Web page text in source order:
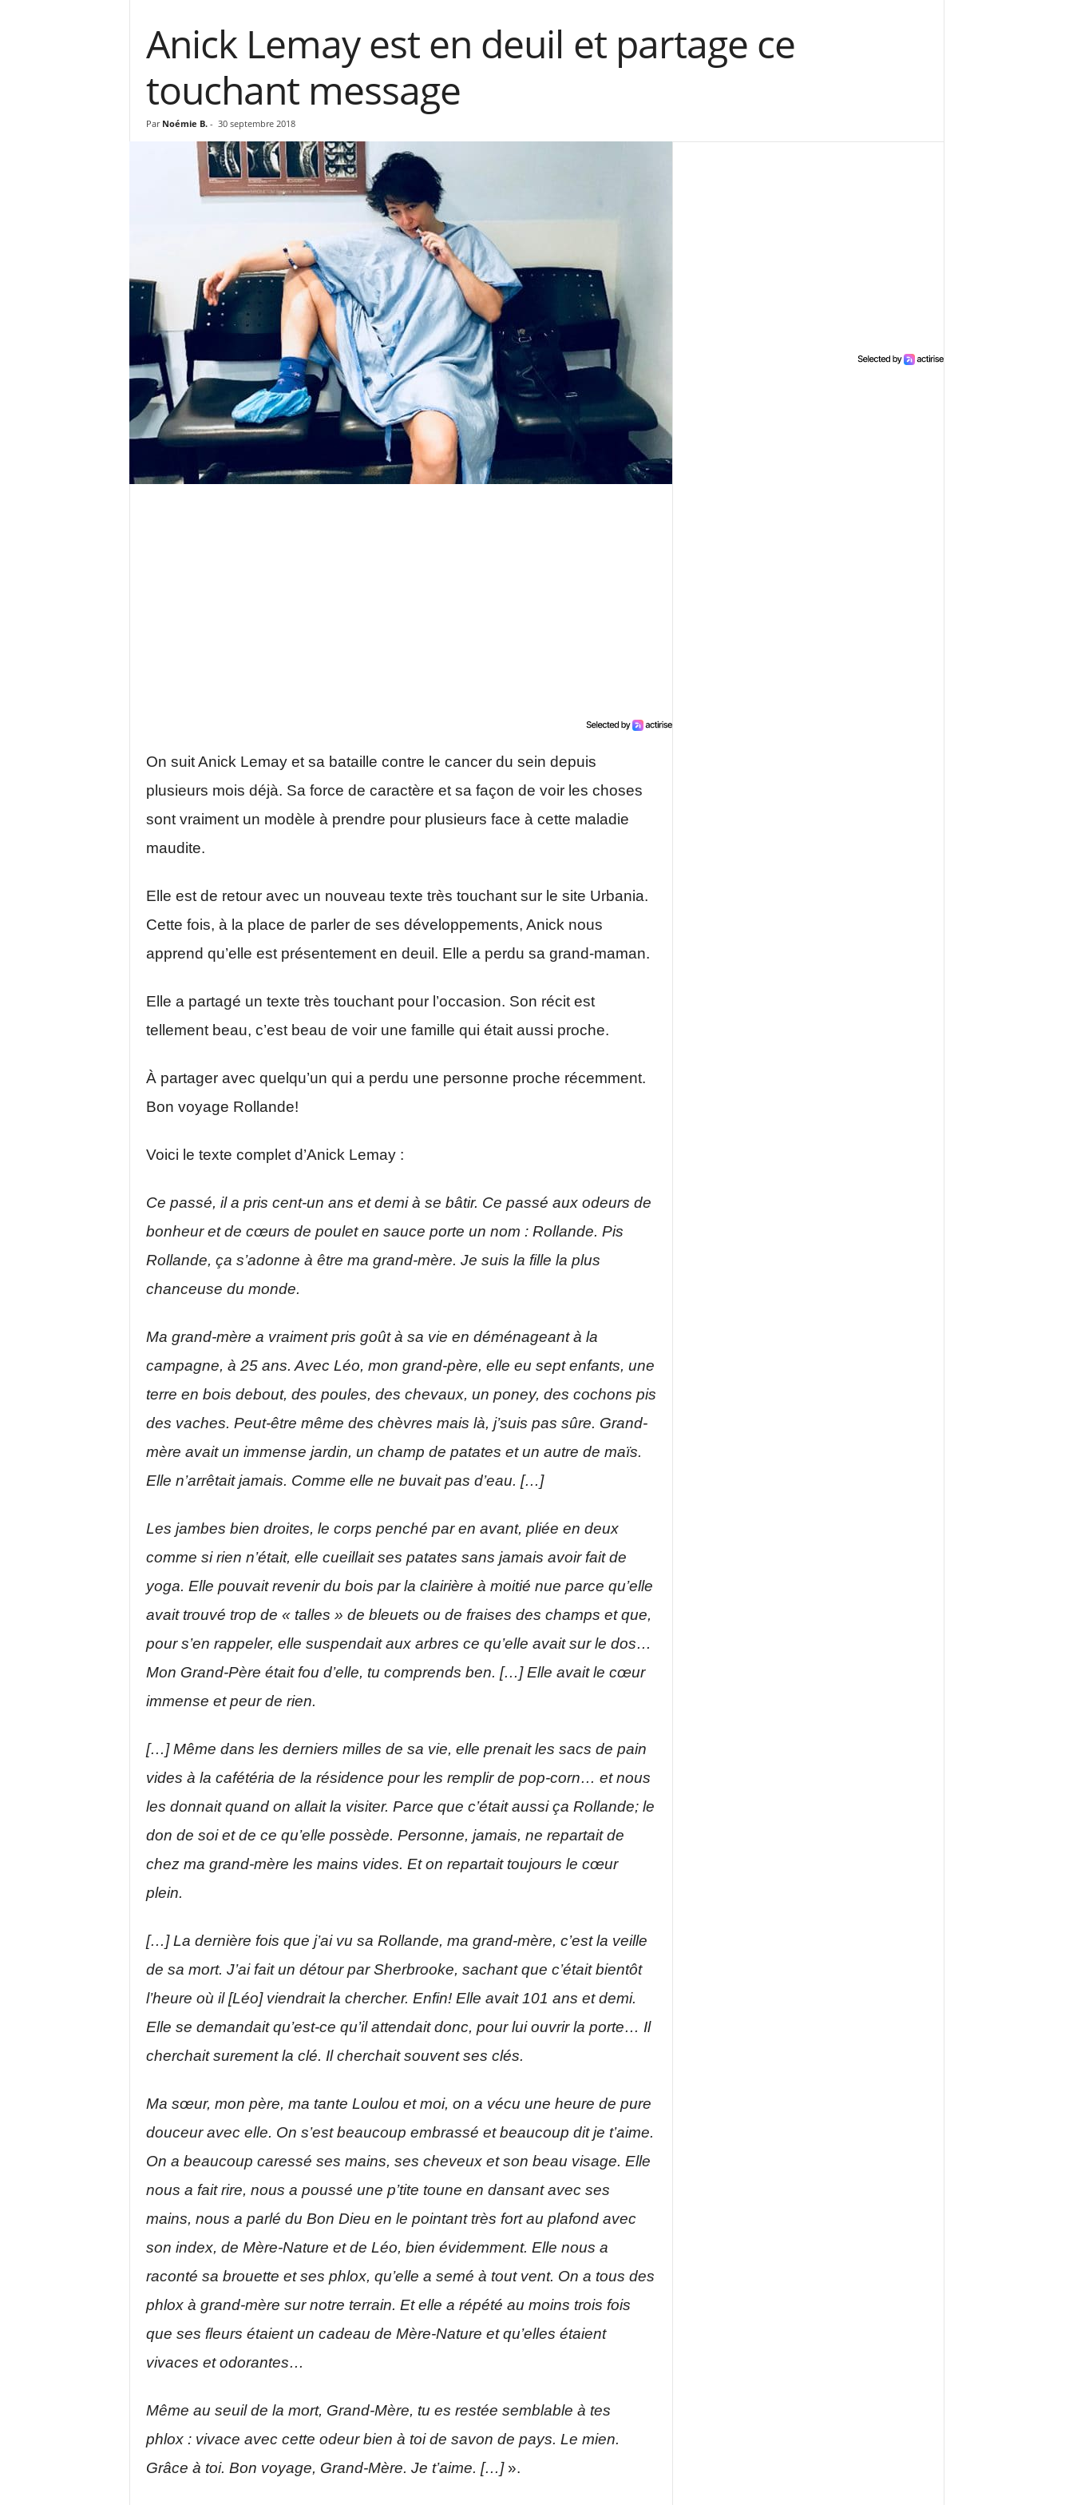
Anick Lemay est en deuil et partage ce
touchant message
Par Noémie B. - 30 septembre 2018
On suit Anick Lemay et sa bataille contre le cancer du sein depuis
plusieurs mois déjà. Sa force de caractère et sa façon de voir les choses
sont vraiment un modèle à prendre pour plusieurs face à cette maladie
maudite.
Elle est de retour avec un nouveau texte très touchant sur le site Urbania.
Cette fois, à la place de parler de ses développements, Anick nous
apprend qu’elle est présentement en deuil. Elle a perdu sa grand-maman.
Elle a partagé un texte très touchant pour l’occasion. Son récit est
tellement beau, c’est beau de voir une famille qui était aussi proche.
À partager avec quelqu’un qui a perdu une personne proche récemment.
Bon voyage Rollande!
Voici le texte complet d’Anick Lemay :
Ce passé, il a pris cent-un ans et demi à se bâtir. Ce passé aux odeurs de
bonheur et de cœurs de poulet en sauce porte un nom : Rollande. Pis
Rollande, ça s’adonne à être ma grand-mère. Je suis la fille la plus
chanceuse du monde.
Ma grand-mère a vraiment pris goût à sa vie en déménageant à la
campagne, à 25 ans. Avec Léo, mon grand-père, elle eu sept enfants, une
terre en bois debout, des poules, des chevaux, un poney, des cochons pis
des vaches. Peut-être même des chèvres mais là, j’suis pas sûre. Grand-
mère avait un immense jardin, un champ de patates et un autre de maïs.
Elle n’arrêtait jamais. Comme elle ne buvait pas d’eau. […]
Les jambes bien droites, le corps penché par en avant, pliée en deux
comme si rien n’était, elle cueillait ses patates sans jamais avoir fait de
yoga. Elle pouvait revenir du bois par la clairière à moitié nue parce qu’elle
avait trouvé trop de « talles » de bleuets ou de fraises des champs et que,
pour s’en rappeler, elle suspendait aux arbres ce qu’elle avait sur le dos…
Mon Grand-Père était fou d’elle, tu comprends ben. […] Elle avait le cœur
immense et peur de rien.
[…] Même dans les derniers milles de sa vie, elle prenait les sacs de pain
vides à la cafétéria de la résidence pour les remplir de pop-corn… et nous
les donnait quand on allait la visiter. Parce que c’était aussi ça Rollande; le
don de soi et de ce qu’elle possède. Personne, jamais, ne repartait de
chez ma grand-mère les mains vides. Et on repartait toujours le cœur
plein.
[…]La dernière fois que j’ai vu sa Rollande, ma grand-mère, c’est la veille
de sa mort. J’ai fait un détour par Sherbrooke, sachant que c’était bientôt
l’heure où il [Léo] viendrait la chercher. Enfin! Elle avait 101 ans et demi.
Elle se demandait qu’est-ce qu’il attendait donc, pour lui ouvrir la porte… Il
cherchait surement la clé. Il cherchait souvent ses clés.
Ma sœur, mon père, ma tante Loulou et moi, on a vécu une heure de pure
douceur avec elle. On s’est beaucoup embrassé et beaucoup dit je t’aime.
On a beaucoup caressé ses mains, ses cheveux et son beau visage. Elle
nous a fait rire, nous a poussé une p’tite toune en dansant avec ses
mains, nous a parlé du Bon Dieu en le pointant très fort au plafond avec
son index, de Mère-Nature et de Léo, bien évidemment. Elle nous a
raconté sa brouette et ses phlox, qu’elle a semé à tout vent. On a tous des
phlox à grand-mère sur notre terrain. Et elle a répété au moins trois fois
que ses fleurs étaient un cadeau de Mère-Nature et qu’elles étaient
vivaces et odorantes…
Même au seuil de la mort, Grand-Mère, tu es restée semblable à tes
phlox : vivace avec cette odeur bien à toi de savon de pays. Le mien.
Grâce à toi. Bon voyage, Grand-Mère. Je t’aime. […]».